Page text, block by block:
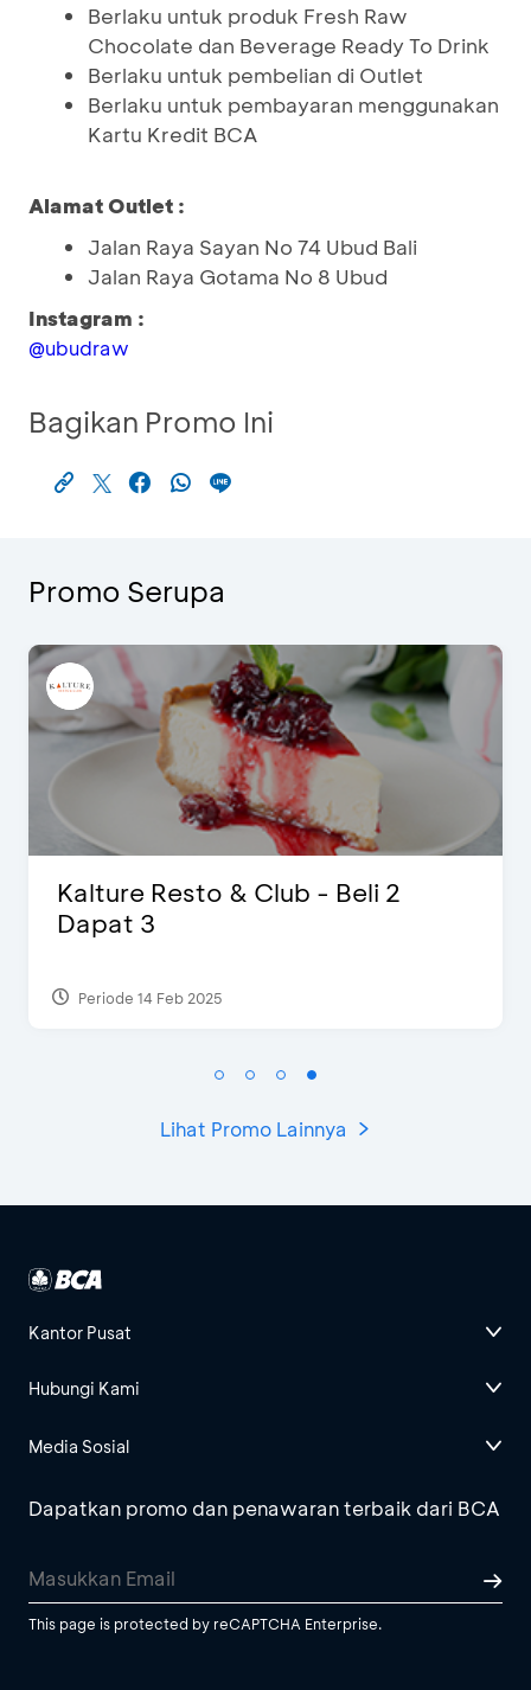
Berlaku untuk produk Fresh Raw
Chocolate dan Beverage Ready To Drink
Berlaku untuk pembelian di Outlet
Berlaku untuk pembayaran menggunakan
Kartu Kredit BCA
Alamat Outlet :
Jalan Raya Sayan No 74 Ubud Bali
Jalan Raya Gotama No 8 Ubud
Instagram :
@ubudraw
Bagikan Promo Ini
Promo Serupa
D’Cost - Diskon 50% Makanan &
Ekstra 2 Minuman
Periode 17 Sep 2023
Lihat Promo Lainnya
Kantor Pusat
Hubungi Kami
Media Sosial
Dapatkan promo dan penawaran terbaik dari BCA
This page is protected by reCAPTCHA Enterprise.